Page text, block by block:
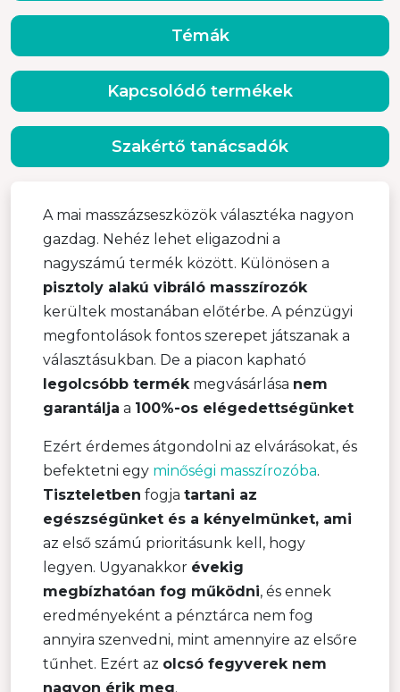
A mai masszázseszközök választéka nagyon
gazdag. Nehéz lehet eligazodni a
nagyszámú termék között. Különösen a
pisztoly alakú vibráló masszírozók
kerültek mostanában előtérbe. A pénzügyi
megfontolások fontos szerepet játszanak a
választásukban. De a piacon kapható
legolcsóbb termék megvásárlása nem
garantálja a 100%-os elégedettségünket
Ezért érdemes átgondolni az elvárásokat, és
befektetni egy minőségi masszírozóba.
Tiszteletben fogja tartani az
egészségünket és a kényelmünket, ami
az első számú prioritásunk kell, hogy
legyen. Ugyanakkor évekig
megbízhatóan fog működni, és ennek
eredményeként a pénztárca nem fog
annyira szenvedni, mint amennyire az elsőre
tűnhet. Ezért az olcsó fegyverek nem
nagyon érik meg.
Témák
Kapcsolódó termékek
Szakértő tanácsadók